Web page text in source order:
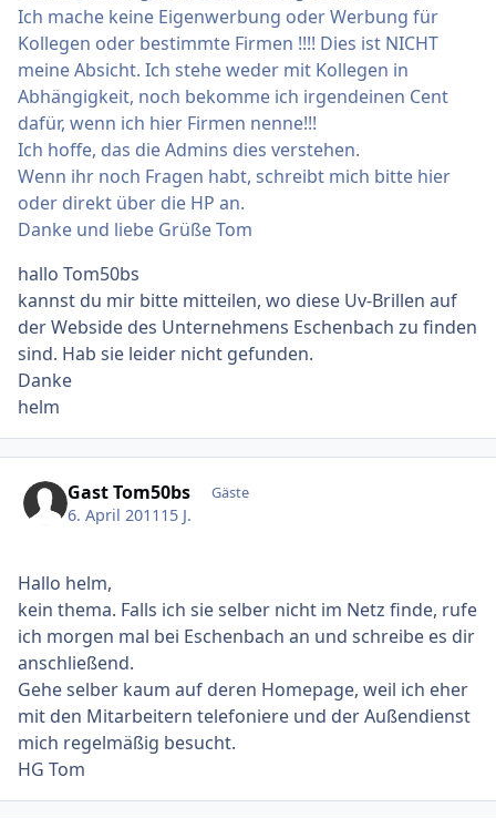
Ich mache keine Eigenwerbung oder Werbung für
Kollegen oder bestimmte Firmen !!!! Dies ist NICHT
meine Absicht. Ich stehe weder mit Kollegen in
Abhängigkeit, noch bekomme ich irgendeinen Cent
dafür, wenn ich hier Firmen nenne!!!
Ich hoffe, das die Admins dies verstehen.
Wenn ihr noch Fragen habt, schreibt mich bitte hier
oder direkt über die HP an.
Danke und liebe Grüße Tom
hallo Tom50bs
kannst du mir bitte mitteilen, wo diese Uv-Brillen auf
der Webside des Unternehmens Eschenbach zu finden
sind. Hab sie leider nicht gefunden.
Danke
helm
Gast Tom50bs Gäste
6. April 2011 15 J.
Hallo helm,
kein thema. Falls ich sie selber nicht im Netz finde, rufe
ich morgen mal bei Eschenbach an und schreibe es dir
anschließend.
Gehe selber kaum auf deren Homepage, weil ich eher
mit den Mitarbeitern telefoniere und der Außendienst
mich regelmäßig besucht.
HG Tom